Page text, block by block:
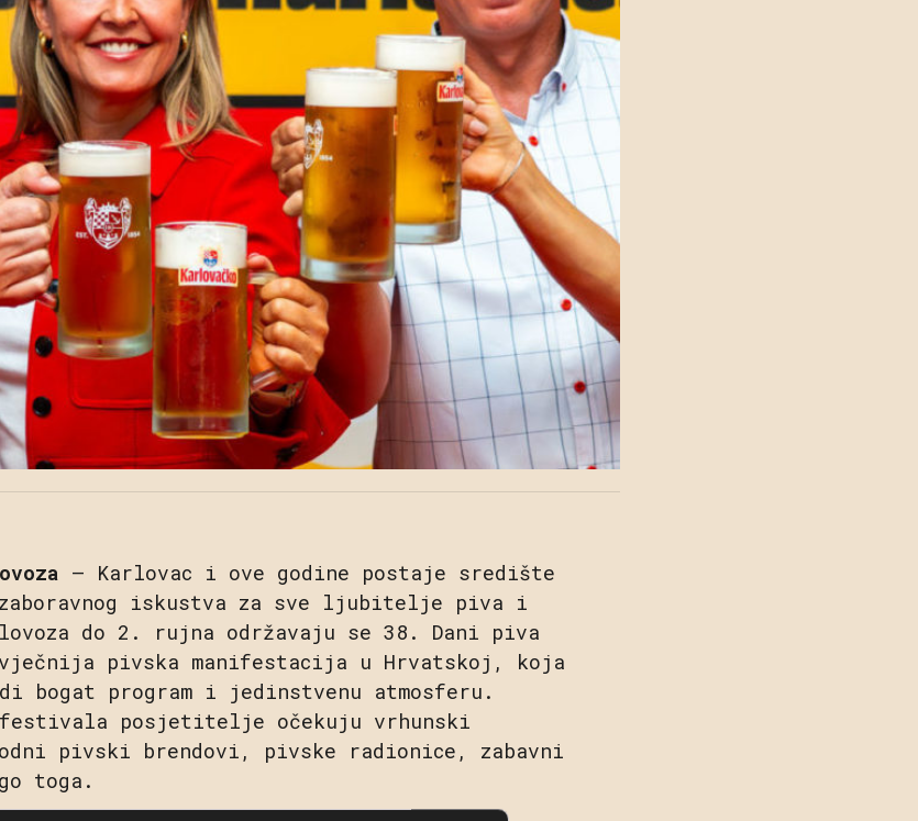
– Karlovac i ove godine postaje središte
iskustva za sve ljubitelje piva i
do 2. rujna održavaju se 38. Dani piva
pivska manifestacija u Hrvatskoj, koja
bogat program i jedinstvenu atmosferu.
festivala posjetitelje očekuju vrhunski
pivski brendovi, pivske radionice, zabavni
toga.